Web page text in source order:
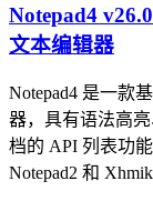
Notepad4
文本编辑器
Notepad4 是一款
器，具有语法高
档的 API 列表功
Notepad2 和